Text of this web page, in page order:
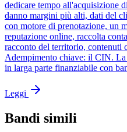
dedicare tempo all'acquisizione
danno margini più alti, dati del
con motore di prenotazione, un
reputazione online, raccolta
racconto del territorio, contenuti
Adempimento chiave: il CIN. La
in larga parte finanziabile con
Leggi
Bandi simili